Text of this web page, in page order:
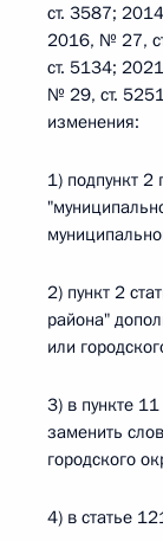
ст. 3587;
2016, № 27,
ст. 5134;
№ 29, ст.
изменения:
1) подпункт 2
2) пункт 2
района"
или
3) в пункте
заменить
городского
4) в статье